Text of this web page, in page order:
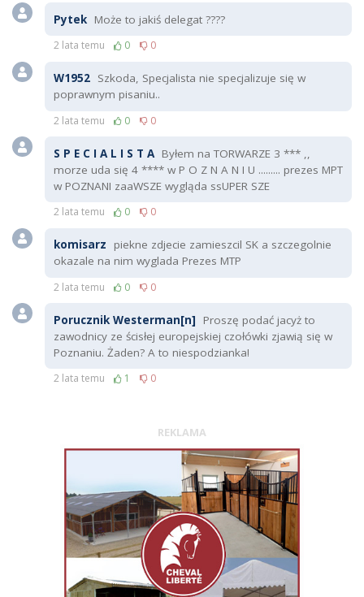
Pytek Może to jakiś delegat ????
2 lata temu 0 0
W1952 Szkoda, Specjalista nie specjalizuje się w
poprawnym pisaniu..
2 lata temu 0 0
S P E C I A L I S T A Byłem na TORWARZE 3 *** ,,
morze uda się 4 **** w P O Z N A N I U ......... prezes MPT
w POZNANI zaaWSZE wygląda ssUPER SZE
2 lata temu 0 0
komisarz
piekne zdjecie zamieszcil SK a szczegolnie
okazale na nim wyglada Prezes MTP
2 lata temu 0 0
Porucznik Westerman[n]
Proszę podać jacyż to
zawodnicy ze ścisłej europejskiej czołówki zjawią się w
Poznaniu. Żaden? A to niespodzianka!
2 lata temu 1 0
REKLAMA